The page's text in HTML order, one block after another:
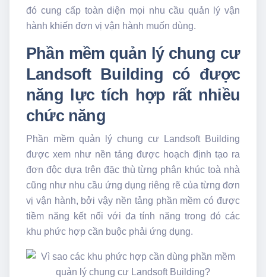
đó cung cấp toàn diện mọi nhu cầu quản lý vận
hành khiến đơn vị vận hành muốn dùng.
Phần mềm quản lý chung cư
Landsoft Building có được
năng lực tích hợp rất nhiều
chức năng
Phần mềm quản lý chung cư Landsoft Building
được xem như nền tảng được hoạch định tạo ra
đơn độc dựa trên đặc thù từng phân khúc toà nhà
cũng như nhu cầu ứng dụng riêng rẽ của từng đơn
vị vận hành, bởi vậy nền tảng phần mềm có được
tiềm năng kết nối với đa tính năng trong đó các
khu phức hợp cần buộc phải ứng dụng.